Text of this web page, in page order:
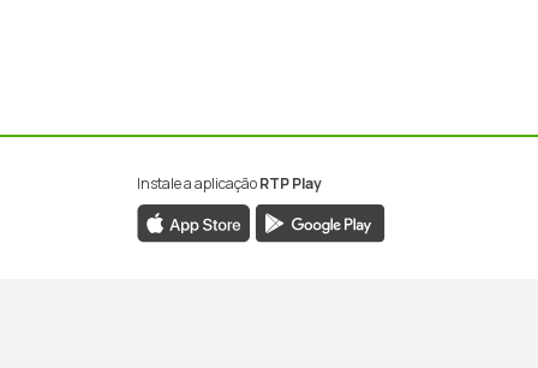
Instale a aplicaçãoRTP Play